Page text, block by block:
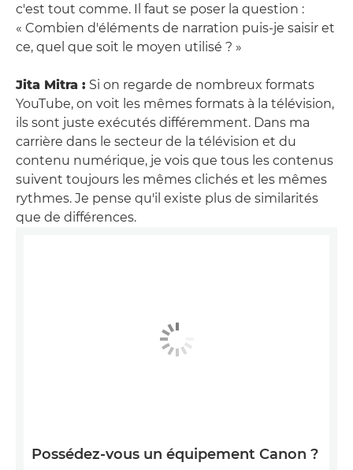
c'est tout comme. Il faut se poser la question :
« Combien d'éléments de narration puis-je saisir et
ce, quel que soit le moyen utilisé ? »
Jita Mitra : Si on regarde de nombreux formats
YouTube, on voit les mêmes formats à la télévision,
ils sont juste exécutés différemment. Dans ma
carrière dans le secteur de la télévision et du
contenu numérique, je vois que tous les contenus
suivent toujours les mêmes clichés et les mêmes
rythmes. Je pense qu'il existe plus de similarités
que de différences.
Possédez-vous un équipement Canon ?